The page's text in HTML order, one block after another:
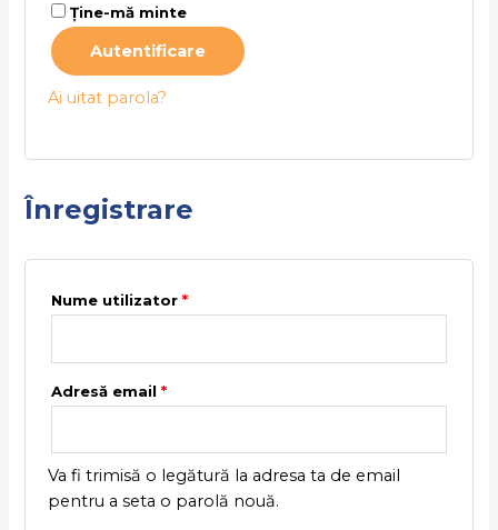
Ține-mă minte
Autentificare
Ai uitat parola?
Înregistrare
Nume utilizator*
Adresă email*
Va fi trimisă o legătură la adresa ta de email
pentru a seta o parolă nouă.